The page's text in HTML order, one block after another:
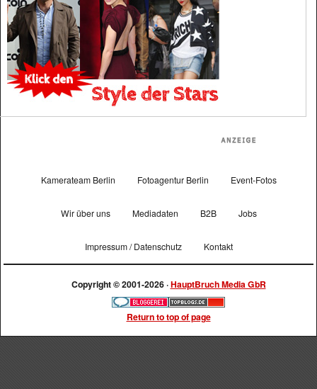
Kamerateam Berlin Fotoagentur Berlin Event-Fotos
Wir über uns Mediadaten B2B Jobs
Impressum / Datenschutz Kontakt
Copyright © 2001-2026 ·HauptBruch Media GbR
Return to top of page